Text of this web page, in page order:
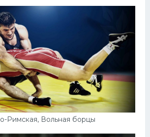
Римская, Вольная борцы